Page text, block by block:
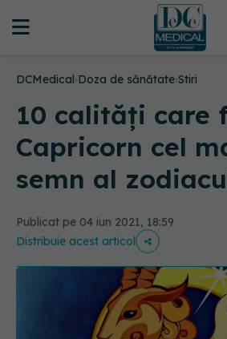
DCMedical›Doza de sănătate›Stiri
10 calități care
Capricorn cel
semn al
Publicat pe 04 iun 2021, 18:59
Distribuie acest articol